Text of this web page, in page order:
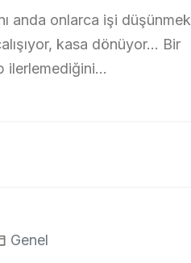
anda onlarca işi düşünmek
kasa dönüyor… Bir
ilerlemediğini...
Genel